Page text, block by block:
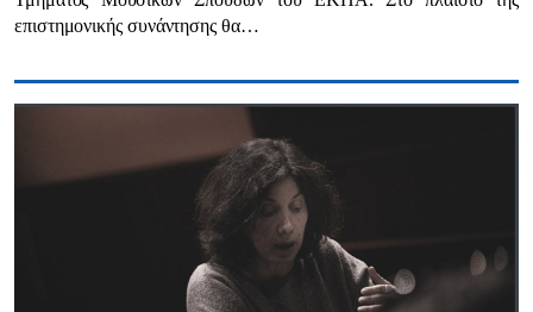
επιστημονικής συνάντησης θα…